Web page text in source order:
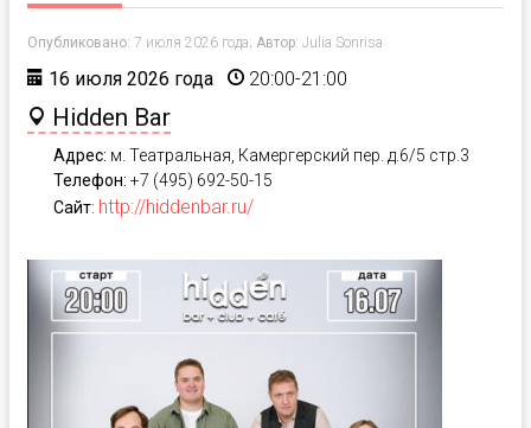
Опубликовано: 7 июля 2026 года; Автор: Julia Sonrisa
16 июля 2026 года 20:00-21:00
Hidden Bar
Адрес: м. Театральная, Камергерский пер. д.6/5 стр.3
Телефон: +7 (495) 692-50-15
Сайт: http://hiddenbar.ru/